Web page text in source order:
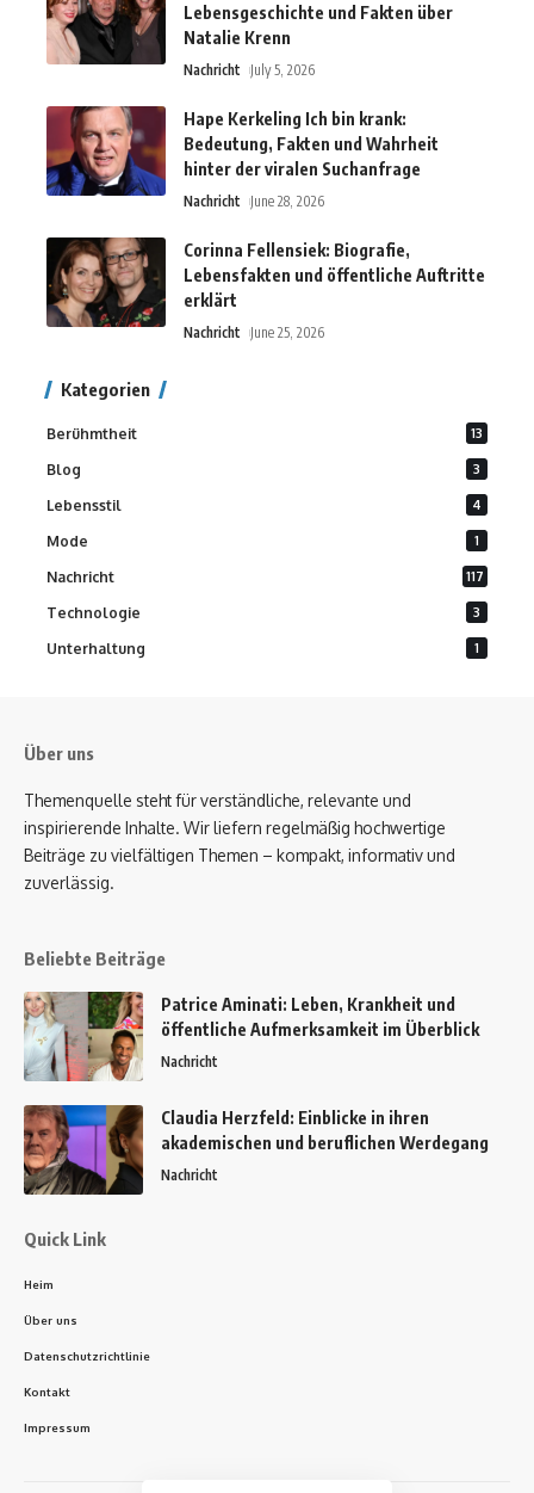
Lebensgeschichte und Fakten über
Natalie Krenn
Nachricht July 5, 2026
Hape Kerkeling Ich bin krank:
Bedeutung, Fakten und Wahrheit
hinter der viralen Suchanfrage
Nachricht June 28, 2026
Corinna Fellensiek: Biografie,
Lebensfakten und öffentliche Auftritte
erklärt
Nachricht June 25, 2026
Kategorien
Berühmtheit 13
Blog 3
Lebensstil 4
Mode 1
Nachricht 117
Technologie 3
Unterhaltung 1
Über uns
Themenquelle steht für verständliche, relevante und
inspirierende Inhalte. Wir liefern regelmäßig hochwertige
Beiträge zu vielfältigen Themen – kompakt, informativ und
zuverlässig.
Beliebte Beiträge
Patrice Aminati: Leben, Krankheit und
öffentliche Aufmerksamkeit im Überblick
Nachricht
Claudia Herzfeld: Einblicke in ihren
akademischen und beruflichen Werdegang
Nachricht
Quick Link
Heim
Über uns
Datenschutzrichtlinie
Kontakt
Impressum